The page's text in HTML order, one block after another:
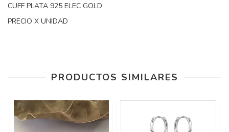
CUFF PLATA 925 ELEC GOLD
PRECIO X UNIDAD
PRODUCTOS SIMILARES